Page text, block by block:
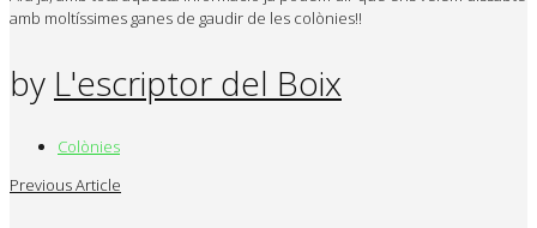
amb moltíssimes ganes de gaudir de les colònies!!
by L'escriptor del Boix
Colònies
Previous Article